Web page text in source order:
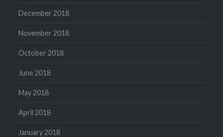
December 2018
November 2018
October 2018
June 2018
May 2018
April 2018
January 2018